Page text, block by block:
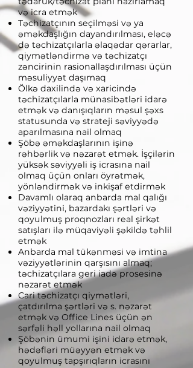
və icra etmək
Təchizatçının seçilməsi və ya
əməkdaşlığın dayandırılması, eləcə
də təchizatçılarla əlaqədar qərarlar,
qiymətləndirmə və təchizatçı
zəncirinin rasionallaşdırılması üçün
məsuliyyət daşımaq
Ölkə daxilində və xaricində
təchizatçılarla münasibətləri idarə
etmək və danışıqların məsul şəxs
statusunda və strateji səviyyədə
aparılmasına nail olmaq
Şöbə əməkdaşlarının işinə
rəhbərlik və nəzarət etmək. İşçilərin
yüksək səviyyəli iş icrasına nail
olmaq üçün onları öyrətmək,
yönləndirmək və inkişaf etdirmək
Davamlı olaraq anbarda mal qalığı
vəziyyətini, bazardakı şərtləri və
qoyulmuş proqnozları real şirkət
satışları ilə müqaviyəli şəkildə təhlil
etmək
Anbarda mal tükənməsi və imtina
vəziyyətlərinin qarşısını almaq;
təchizatçılara geri iadə prosesinə
nəzarət etmək
Cari təchizatçı qiymətləri,
çatdırılma şərtləri və s. nəzarət
etmək və Office Lines üçün ən
sərfəli həll yollarına nail olmaq
Şöbənin ümumi işini idarə etmək,
hədəfləri müəyyən etmək və
qoyulmuş tapşırıqların icrasını